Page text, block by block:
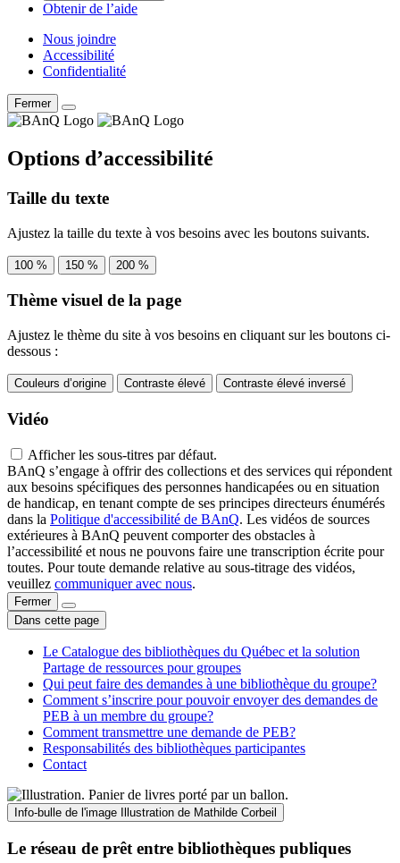
Obtenir de l’aide
Nous joindre
Accessibilité
Confidentialité
Fermer
Options d’accessibilité
Taille du texte
Ajustez la taille du texte à vos besoins avec les boutons suivants.
100 % 150 % 200 %
Thème visuel de la page
Ajustez le thème du site à vos besoins en cliquant sur les boutons ci-
dessous :
Couleurs d’origine Contraste élevé Contraste élevé inversé
Vidéo
Afficher les sous-titres par défaut.
BAnQ s’engage à offrir des collections et des services qui répondent
aux besoins spécifiques des personnes handicapées ou en situation
de handicap, en tenant compte de ses principes directeurs énumérés
dans la Politique d'accessibilité de BAnQ. Les vidéos de sources
extérieures à BAnQ peuvent comporter des obstacles à
l’accessibilité et nous ne pouvons faire une transcription écrite pour
toutes. Pour toute demande relative au sous-titrage des vidéos,
veuillez communiquer avec nous.
Fermer
Dans cette page
Le Catalogue des bibliothèques du Québec et la solution
Partage de ressources pour groupes
Qui peut faire des demandes à une bibliothèque du groupe?
Comment s’inscrire pour pouvoir envoyer des demandes de
PEB à un membre du groupe?
Comment transmettre une demande de PEB?
Responsabilités des bibliothèques participantes
Contact
Info-bulle de l'image Illustration de Mathilde Corbeil
Le réseau de prêt entre bibliothèques publiques